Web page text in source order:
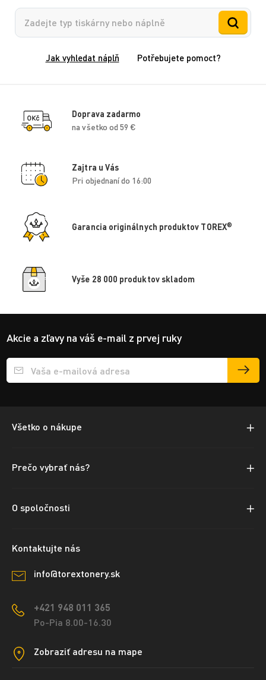
Vyhledávání
Jak vyhledat náplň Potřebujete pomoct?
Doprava zadarmo
na všetko od 59 €
Zajtra u Vás
Pri objednaní do 16:00
Garancia originálnych produktov TOREX®
Vyše 28 000 produktov skladom
Akcie a zľavy na váš e-mail z prvej ruky
Přihlášení e-mailu k odběru
Všetko o nákupe
Prečo vybrať nás?
O spoločnosti
Kontaktujte nás
info@torextonery.sk
+421 948 011 365
Po-Pia 8.00-16.30
Zobraziť adresu na mape